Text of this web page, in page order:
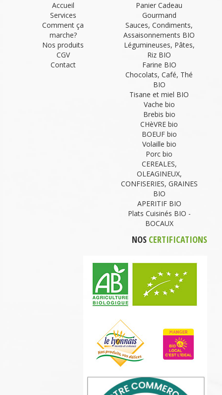
Accueil
Services
Comment ça
marche?
Nos produits
CGV
Contact
Panier Cadeau
Gourmand
Sauces, Condiments,
Assaisonnements BIO
Légumineuses, Pâtes,
Riz BIO
Farine BIO
Chocolats, Café, Thé
BIO
Tisane et miel BIO
Vache bio
Brebis bio
CHèVRE bio
BOEUF bio
Volaille bio
Porc bio
CEREALES,
OLEAGINEUX,
CONFISERIES, GRAINES
BIO
APERITIF BIO
Plats Cuisinés BIO -
BOCAUX
NOS CERTIFICATIONS